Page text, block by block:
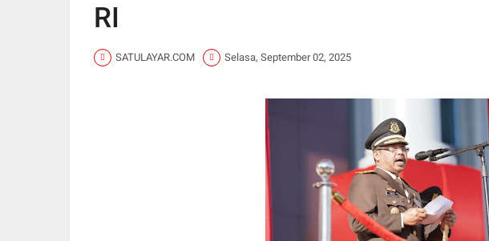
RI
SATULAYAR.COM Selasa, September 02, 2025